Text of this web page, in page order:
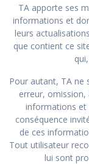
TA apporte ses
informations et
leurs
que contient ce
Pour autant, TA ne
erreur,
informations et
conséquence
de ces
Tout utilisateur
lui sont